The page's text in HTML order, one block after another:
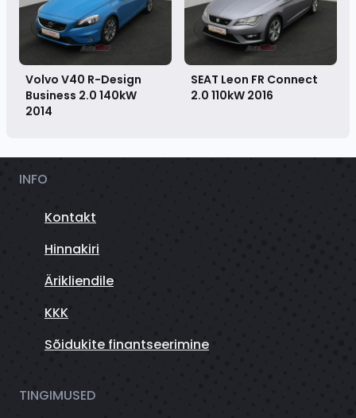
Volvo V40 R-Design
Business 2.0 140kW
2014
SEAT Leon FR Connect
2.0 110kW 2016
INFO
Kontakt
Hinnakiri
Ärikliendile
KKK
Sõidukite finantseerimine
TINGIMUSED